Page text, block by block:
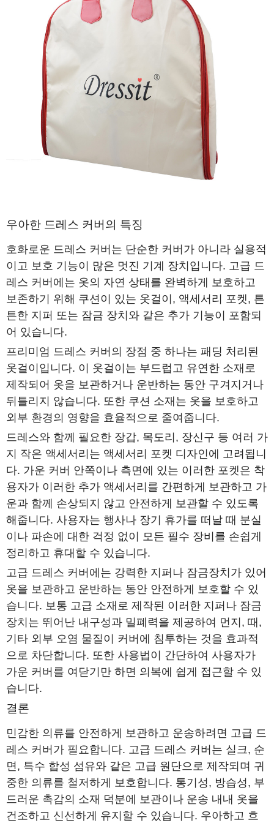
우아한 드레스 커버의 특징
호화로운 드레스 커버는 단순한 커버가 아니라 실용적
이고 보호 기능이 많은 멋진 기계 장치입니다. 고급 드
레스 커버에는 옷의 자연 상태를 완벽하게 보호하고
보존하기 위해 쿠션이 있는 옷걸이, 액세서리 포켓, 튼
튼한 지퍼 또는 잠금 장치와 같은 추가 기능이 포함되
어 있습니다.
프리미엄 드레스 커버의 장점 중 하나는 패딩 처리된
옷걸이입니다. 이 옷걸이는 부드럽고 유연한 소재로
제작되어 옷을 보관하거나 운반하는 동안 구겨지거나
뒤틀리지 않습니다. 또한 쿠션 소재는 옷을 보호하고
외부 환경의 영향을 효율적으로 줄여줍니다.
드레스와 함께 필요한 장갑, 목도리, 장신구 등 여러 가
지 작은 액세서리는 액세서리 포켓 디자인에 고려됩니
다. 가운 커버 안쪽이나 측면에 있는 이러한 포켓은 착
용자가 이러한 추가 액세서리를 간편하게 보관하고 가
운과 함께 손상되지 않고 안전하게 보관할 수 있도록
해줍니다. 사용자는 행사나 장기 휴가를 떠날 때 분실
이나 파손에 대한 걱정 없이 모든 필수 장비를 손쉽게
정리하고 휴대할 수 있습니다.
고급 드레스 커버에는 강력한 지퍼나 잠금장치가 있어
옷을 보관하고 운반하는 동안 안전하게 보호할 수 있
습니다. 보통 고급 소재로 제작된 이러한 지퍼나 잠금
장치는 뛰어난 내구성과 밀폐력을 제공하여 먼지, 때,
기타 외부 오염 물질이 커버에 침투하는 것을 효과적
으로 차단합니다. 또한 사용법이 간단하여 사용자가
가운 커버를 여닫기만 하면 의복에 쉽게 접근할 수 있
습니다.
결론
민감한 의류를 안전하게 보관하고 운송하려면 고급 드
레스 커버가 필요합니다. 고급 드레스 커버는 실크, 순
면, 특수 합성 섬유와 같은 고급 원단으로 제작되며 귀
중한 의류를 철저하게 보호합니다. 통기성, 방습성, 부
드러운 촉감의 소재 덕분에 보관이나 운송 내내 옷을
건조하고 신선하게 유지할 수 있습니다. 우아하고 흐